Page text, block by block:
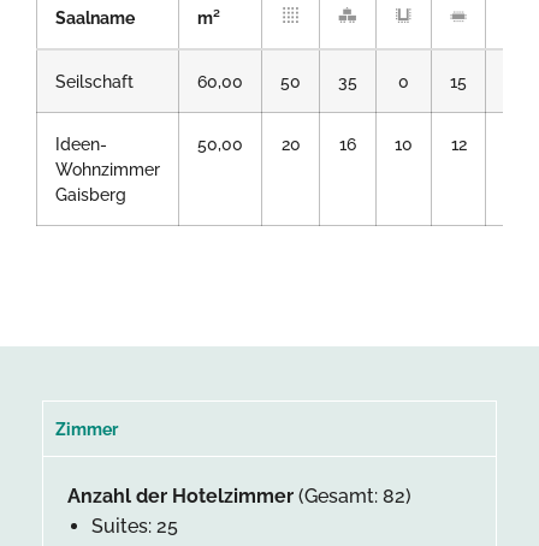
Saalname m²
Seilschaft 60,00 50 35 0 15
Ideen-
Wohnzimmer
Gaisberg
50,00 20 16 10 12
Zimmer
Anzahl der Hotelzimmer (Gesamt: 82)
Suites: 25